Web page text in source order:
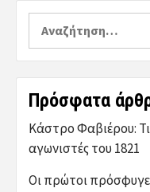
Αναζήτηση
για:
Πρόσφατα
Κάστρο Φαβιέρου:
αγωνιστές του 1821
Οι πρώτοι